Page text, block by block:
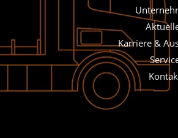
Karriere &